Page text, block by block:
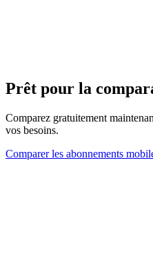
Prêt pour la
Comparez gratuitement
vos besoins.
Comparer les abonnements